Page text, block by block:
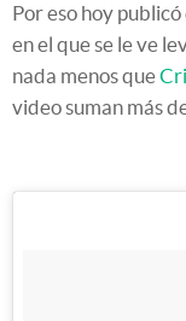
Por eso hoy
en el que se le ve
nada menos que
video suman más